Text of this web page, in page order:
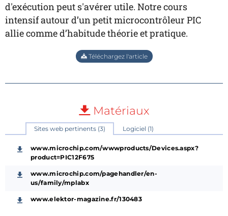
d'exécution peut s'avérer utile. Notre cours
intensif autour d’un petit microcontrôleur PIC
allie comme d’habitude théorie et pratique.
Téléchargez l'article
Matériaux
Sites web pertinents (3) Logiciel (1)
www.microchip.com/wwwproducts/Devices.aspx?
product=PIC12F675
www.microchip.com/pagehandler/en-
us/family/mplabx
www.elektor-magazine.fr/130483